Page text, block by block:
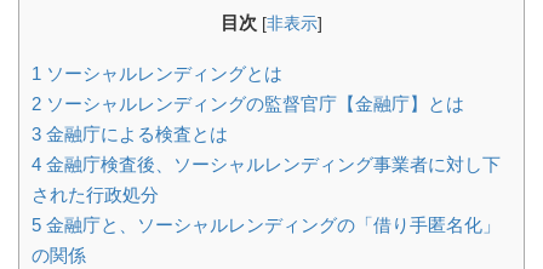
目次 [非表示]
1 ソーシャルレンディングとは
2 ソーシャルレンディングの監督官庁【金融庁】とは
3 金融庁による検査とは
4 金融庁検査後、ソーシャルレンディング事業者に対し下
された行政処分
5 金融庁と、ソーシャルレンディングの「借り手匿名化」
の関係